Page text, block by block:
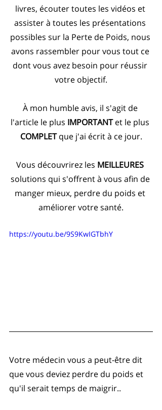
livres, écouter toutes les vidéos et
assister à toutes les présentations
possibles sur la Perte de Poids, nous
avons rassembler pour vous tout ce
dont vous avez besoin pour réussir
votre objectif.
À mon humble avis, il s'agit de
l'article le plus IMPORTANT et le plus
COMPLET que j'ai écrit à ce jour.
Vous découvrirez les MEILLEURES
solutions qui s'offrent à vous afin de
manger mieux, perdre du poids et
améliorer votre santé.
https://youtu.be/9S9KwIGTbhY
Votre médecin vous a peut-être dit
que vous deviez perdre du poids et
qu'il serait temps de maigrir..